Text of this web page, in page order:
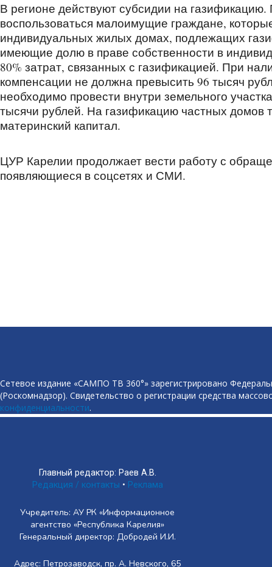
В регионе действуют субсидии на
воспользоваться малоимущие граждане,
индивидуальных жилых домах, подлежащих
имеющие долю в праве собственности в
80% затрат, связанных с газификацией. При
компенсации не должна превысить 96 тысяч
необходимо провести внутри земельного
тысячи рублей. На газификацию частных домов
материнский капитал.
ЦУР Карелии продолжает вести работу с
появляющиеся в соцсетях и СМИ.
Сетевое издание «САМПО ТВ 360°» зарегистрировано
(Роскомнадзор). Свидетельство о регистрации средства
конфиденциальности.
Главный редактор: Раев А.В.
Редакция / контакты • Реклама
Учредитель: АУ РК «Информационное
агентство «Республика Карелия»
Генеральный директор: Добродей И.И.
Адрес: Петрозаводск, пр. А. Невского, 65